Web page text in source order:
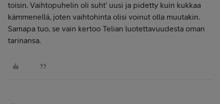
toisin. Vaihtopuhelin oli suht' uusi ja pidetty kuin kukkaa
kämmenellä, joten vaihtohinta olisi voinut olla muutakin.
Samapa tuo, se vain kertoo Telian luotettavuudesta oman
tarinansa.